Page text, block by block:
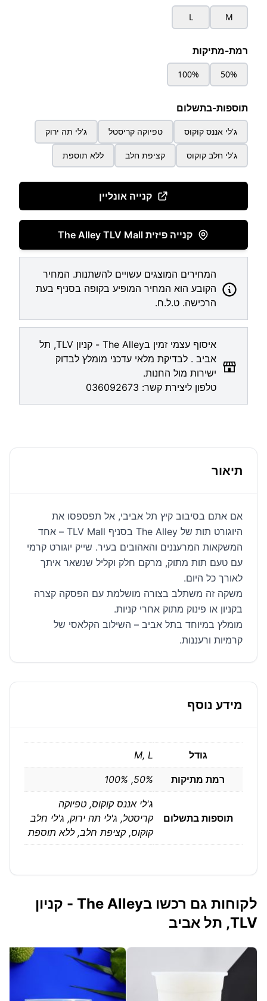
עד
M
L
רמת-מתיקות
50%
100%
תוספות-בתשלום
ג'לי אננס קוקוס טפיוקה קריסטל ג'לי תה ירוק
ג'לי חלב קוקוס קציפת חלב ללא תוספת
קנייה אונליין
קנייה פיזית The Alley TLV Mall
המחירים המוצגים עשויים להשתנות. המחיר
הקובע הוא המחיר המופיע בקופה בסניף בעת
הרכישה. ט.ל.ח.
איסוף עצמי זמין בThe Alley - קניון TLV, תל
אביב . לבדיקת מלאי עדכני מומלץ לבדוק
ישירות מול החנות.
טלפון ליצירת קשר: 036092673
תיאור
אם אתם בסיבוב קיץ תל אביבי, אל תפספסו את
היוגורט תות של The Alley בסניף TLV Mall – אחד
המשקאות המרעננים והאהובים בעיר. שייק יוגורט קרמי
עם טעם תות מתוק, מרקם חלק וקליל שנשאר איתך
לאורך כל היום.
משקה זה משתלב בצורה מושלמת עם הפסקה קצרה
בקניון או פינוק מתוק אחרי קניות.
מומלץ במיוחד בתל אביב – השילוב הקלאסי של
קרמיות ורעננות.
מידע נוסף
גודל M, L
רמת מתיקות 50%, 100%
תוספות בתשלום
ג'לי אננס קוקוס, טפיוקה
קריסטל, ג'לי תה ירוק, ג'לי חלב
קוקוס, קציפת חלב, ללא תוספת
לקוחות גם רכשו בThe Alley - קניון
TLV, תל אביב